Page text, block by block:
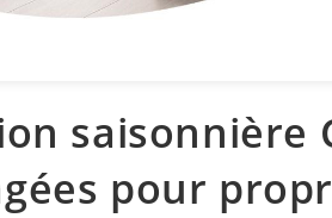
saisonnière
pour